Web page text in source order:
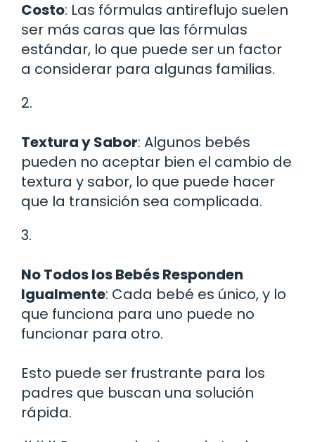
Costo: Las fórmulas antireflujo suelen
ser más caras que las fórmulas
estándar, lo que puede ser un factor
a considerar para algunas familias.
2.
Textura y Sabor: Algunos bebés
pueden no aceptar bien el cambio de
textura y sabor, lo que puede hacer
que la transición sea complicada.
3.
No Todos los Bebés Responden
Igualmente: Cada bebé es único, y lo
que funciona para uno puede no
funcionar para otro.
Esto puede ser frustrante para los
padres que buscan una solución
rápida.